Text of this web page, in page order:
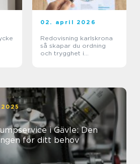
02. april 2026
Redovisning karlskrona
så skapar du ordning
och trygghet i
i Gävle: Den
för ditt behov